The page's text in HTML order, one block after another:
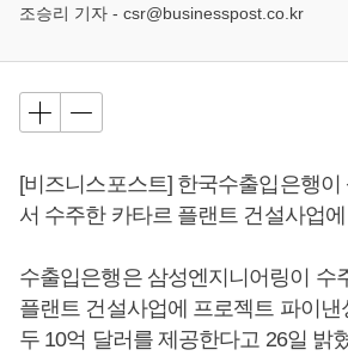
조승리 기자 - csr@businesspost.co.kr
[비즈니스포스트] 한국수출입은행이
서 수주한 카타르 플랜트 건설사업
수출입은행은 삼성엔지니어링이 수
플랜트 건설사업에 프로젝트 파이낸
두 10억 달러를 제공한다고 26일 밝